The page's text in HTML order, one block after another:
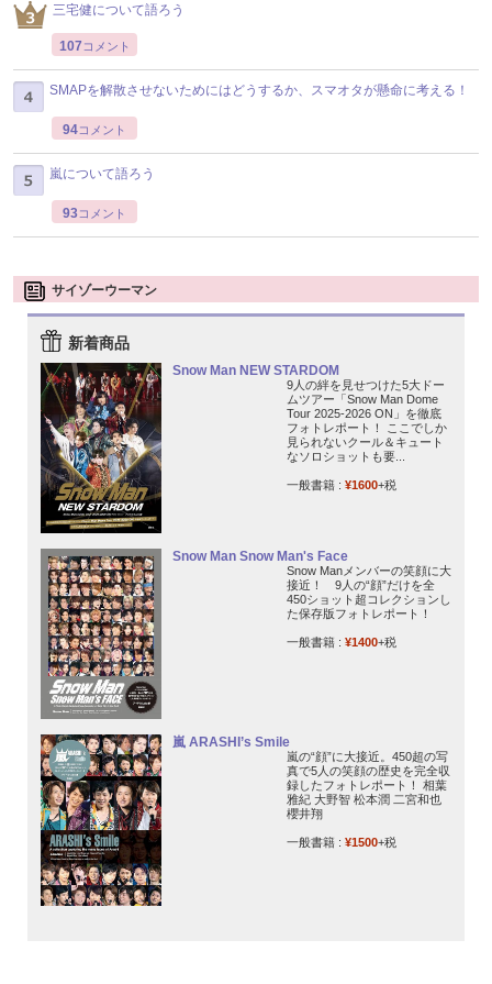
三宅健について語ろう
107 コメント
SMAPを解散させないためにはどうするか、スマオタが懸命に考える！
94コメント
嵐について語ろう
93コメント
サイゾーウーマン
新着商品
Snow Man NEW STARDOM
9人の絆を見せつけた5大ドー
ムツアー「Snow Man Dome
Tour 2025-2026 ON」を徹底
フォトレポート！ ここでしか
見られないクール＆キュート
なソロショットも要...
一般書籍 : ¥1600+税
Snow Man Snow Man's Face
Snow Manメンバーの笑顔に大
接近！ 9人の“顔”だけを全
450ショット超コレクションし
た保存版フォトレポート！
一般書籍 : ¥1400+税
嵐 ARASHI’s Smile
嵐の“顔”に大接近。450超の写
真で5人の笑顔の歴史を完全収
録したフォトレポート！ 相葉
雅紀 大野智 松本潤 二宮和也
櫻井翔
一般書籍 : ¥1500+税